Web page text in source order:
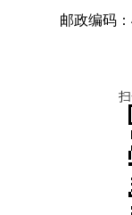
邮政编码：